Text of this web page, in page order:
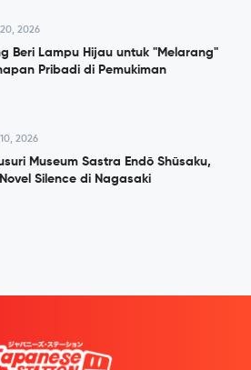
2026
Beri Lampu Hijau untuk "Melarang"
Pribadi di Pemukiman
2026
Museum Sastra Endō Shūsaku,
Silence di Nagasaki